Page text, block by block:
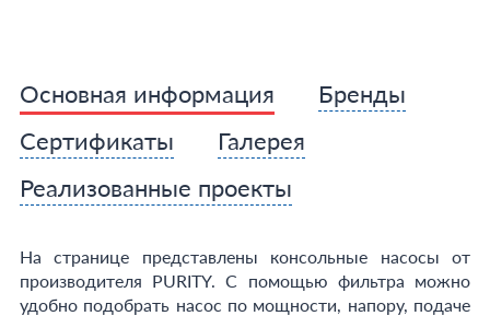
Основная информация
Бренды
Сертификаты
Галерея
Реализованные проекты
На странице представлены консольные насосы от
производителя PURITY. С помощью фильтра можно
удобно подобрать насос по мощности, напору, подаче